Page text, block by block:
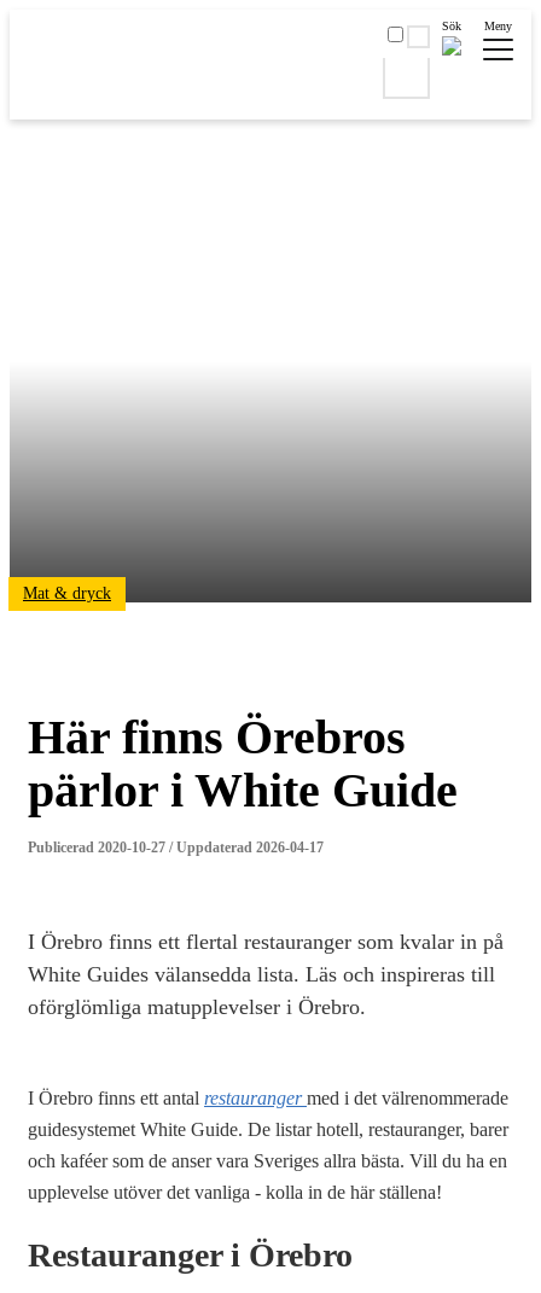
Sök Meny
Mat & dryck
Här finns Örebros
pärlor i White Guide
Publicerad 2020-10-27 / Uppdaterad 2026-04-17
I Örebro finns ett flertal restauranger som kvalar in på
White Guides välansedda lista. Läs och inspireras till
oförglömliga matupplevelser i Örebro.
I Örebro finns ett antal restaurangermed i det välrenommerade
guidesystemet White Guide. De listar hotell, restauranger, barer
och kaféer som de anser vara Sveriges allra bästa. Vill du ha en
upplevelse utöver det vanliga - kolla in de här ställena!
Restauranger i Örebro